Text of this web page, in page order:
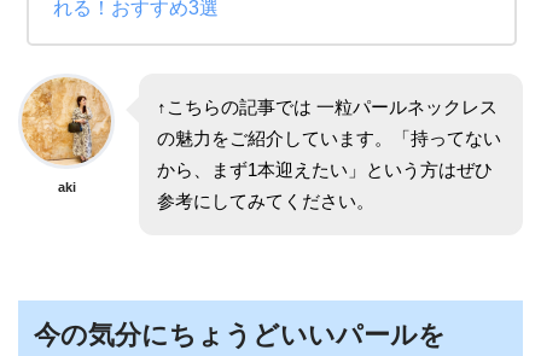
れる！おすすめ3選
aki
↑こちらの記事では 一粒パールネックレス
の魅力をご紹介しています。「持ってない
から、まず1本迎えたい」という方はぜひ
参考にしてみてください。
今の気分にちょうどいいパールを